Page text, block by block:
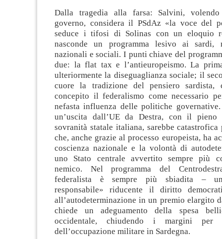
Dalla tragedia alla farsa: Salvini,
governo, considera il PSdAz «la voce del
seduce i tifosi di Solinas con un eloquio
nasconde un programma lesivo ai
nazionali e sociali. I punti chiave del
due: la flat tax e l’antieuropeismo. La
ulteriormente la diseguaglianza sociale; il
cuore la tradizione del pensiero sardista,
concepito il federalismo come necessario
nefasta influenza delle politiche
un’uscita dall’UE da Destra, con il
sovranità statale italiana, sarebbe catastrofica
che, anche grazie al processo europeista, ha
coscienza nazionale e la volontà di
uno Stato centrale avvertito sempre più
nemico. Nel programma del
federalista è sempre più sbiadita – un
responsabile» riducente il diritto
all’autodeterminazione in un premio elargito
chiede un adeguamento della spesa
occidentale, chiudendo i margini per
dell’occupazione militare in Sardegna.